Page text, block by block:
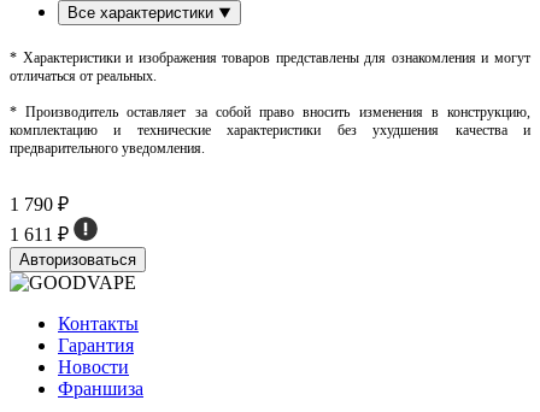
Все характеристики
* Характеристики и изображения товаров представлены для ознакомления и могут
отличаться от реальных.
* Производитель оставляет за собой право вносить изменения в конструкцию,
комплектацию и технические характеристики без ухудшения качества и
предварительного уведомления.
1 790 ₽
1 611 ₽
Авторизоваться
Контакты
Гарантия
Новости
Франшиза